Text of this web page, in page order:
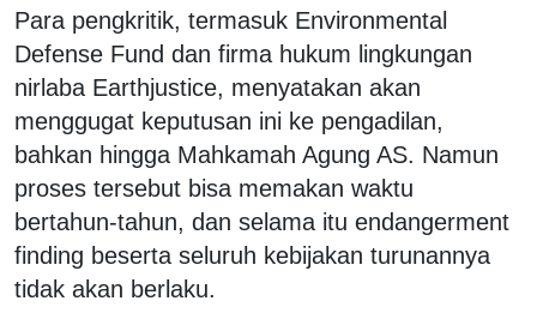
Para pengkritik, termasuk Environmental
Defense Fund dan firma hukum lingkungan
nirlaba Earthjustice, menyatakan akan
menggugat keputusan ini ke pengadilan,
bahkan hingga Mahkamah Agung AS. Namun
proses tersebut bisa memakan waktu
bertahun-tahun, dan selama itu endangerment
finding beserta seluruh kebijakan turunannya
tidak akan berlaku.